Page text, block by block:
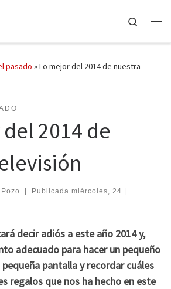
Search
pasado »Lo mejor del 2014 de nuestra
2014 de
| Publicada miércoles, 24 |
decir adiós a este año 2014 y,
adecuado para hacer un pequeño
pantalla y recordar cuáles
regalos que nos ha hecho en este